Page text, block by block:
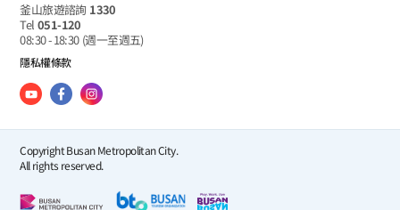
釜山旅遊諮詢 1330
Tel 051-120
08:30 - 18:30 (週一至週五)
隱私權條款
Copyright Busan Metropolitan City.
All rights reserved.